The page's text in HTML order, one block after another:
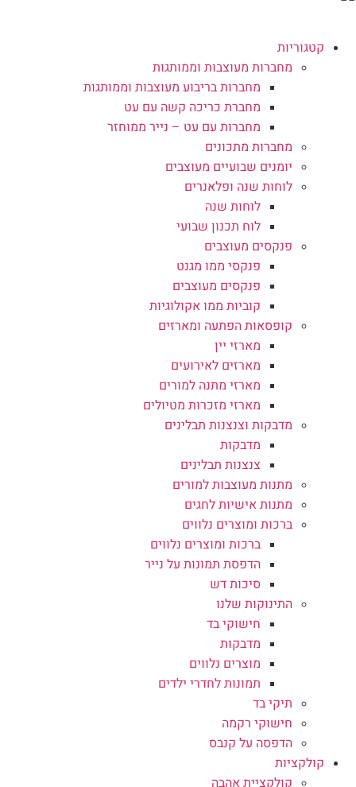
קטגוריות
מחברות מעוצבות וממותגות
מחברות בריבוע מעוצבות וממותגות
מחברת כריכה קשה עם עט
מחברות עם עט – נייר ממוחזר
מחברות מתכונים
יומנים שבועיים מעוצבים
לוחות שנה ופלאנרים
לוחות שנה
לוח תכנון שבועי
פנקסים מעוצבים
פנקסי ממו מגנט
פנקסים מעוצבים
קוביות ממו אקולוגיות
קופסאות הפתעה ומארזים
מארזי יין
מארזים לאירועים
מארזי מתנה למורים
מארזי מזכרות מטיולים
מדבקות וצנצנות תבלינים
מדבקות
צנצנות תבלינים
מתנות מעוצבות למורים
מתנות אישיות לחגים
ברכות ומוצרים נלווים
ברכות ומוצרים נלווים
הדפסת תמונות על נייר
סיכות דש
התינוקות שלנו
חישוקי בד
מדבקות
מוצרים נלווים
תמונות לחדרי ילדים
תיקי בד
חישוקי רקמה
הדפסה על קנבס
קולקציות
קולקציית אהבה